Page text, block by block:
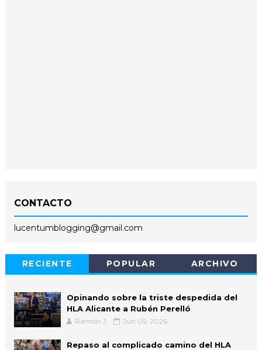
CONTACTO
lucentumblogging@gmail.com
RECIENTE POPULAR ARCHIVO
Opinando sobre la triste despedida del
HLA Alicante a Rubén Perelló
Ramón J. Jun 05, 2026
Repaso al complicado camino del HLA